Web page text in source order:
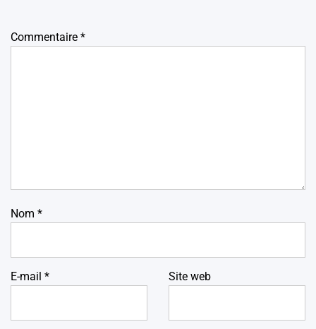
Commentaire *
Nom *
E-mail * Site web